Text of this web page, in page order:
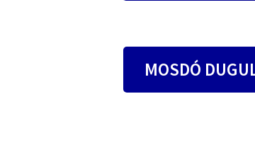
MOSDÓ